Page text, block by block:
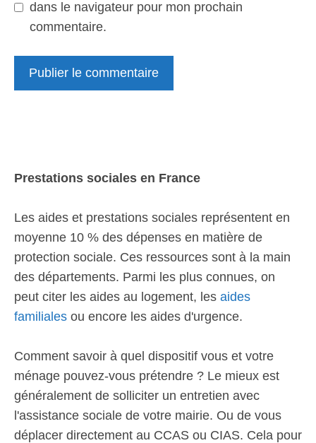
dans le navigateur pour mon prochain
commentaire.
Prestations sociales en France
Les aides et prestations sociales représentent en
moyenne 10 % des dépenses en matière de
protection sociale. Ces ressources sont à la main
des départements. Parmi les plus connues, on
peut citer les aides au logement, les aides
familiales ou encore les aides d'urgence.
Comment savoir à quel dispositif vous et votre
ménage pouvez-vous prétendre ? Le mieux est
généralement de solliciter un entretien avec
l'assistance sociale de votre mairie. Ou de vous
déplacer directement au CCAS ou CIAS. Cela pour